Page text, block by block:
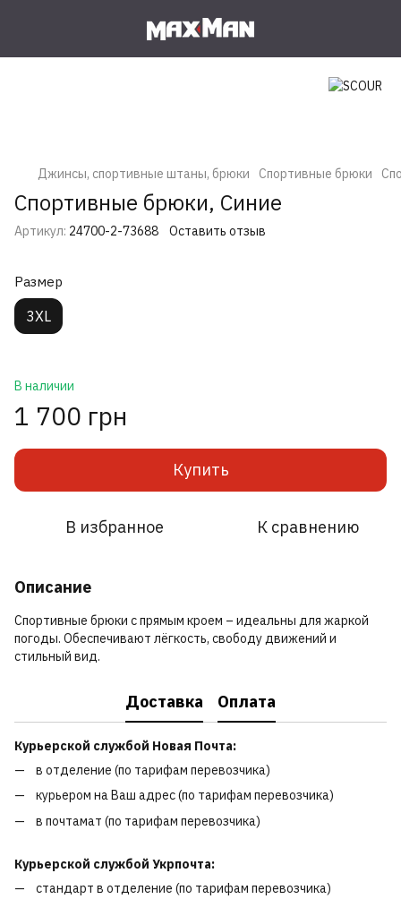
Джинсы, спортивные штаны, брюки Спортивные брюки
Спортивные брюки, Синие
Артикул: 24700-2-73688 Оставить отзыв
Размер
3XL
В наличии
1 700 грн
Купить
В избранное К сравнению
Описание
Спортивные брюки с прямым кроем – идеальны для жаркой
погоды. Обеспечивают лёгкость, свободу движений и
стильный вид.
Доставка Оплата
Курьерской службой Новая Почта:
в отделение (по тарифам перевозчика)
курьером на Ваш адрес (по тарифам перевозчика)
в почтамат (по тарифам перевозчика)
Курьерской службой Укрпочта:
стандарт в отделение (по тарифам перевозчика)